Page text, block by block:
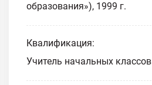
образования»), 1999 г.
Квалификация:
Учитель начальных классов